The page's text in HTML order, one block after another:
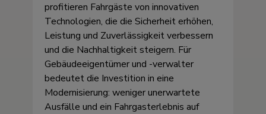
profitieren Fahrgäste von innovativen
Technologien, die die Sicherheit erhöhen,
Leistung und Zuverlässigkeit verbessern
und die Nachhaltigkeit steigern. Für
Gebäudeeigentümer und -verwalter
bedeutet die Investition in eine
Modernisierung: weniger unerwartete
Ausfälle und ein Fahrgasterlebnis auf